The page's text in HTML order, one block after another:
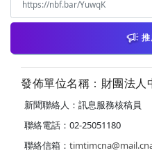
發佈單位名稱：財團法人
新聞聯絡人：訊息服務核稿員
聯絡電話：02-25051180
聯絡信箱：